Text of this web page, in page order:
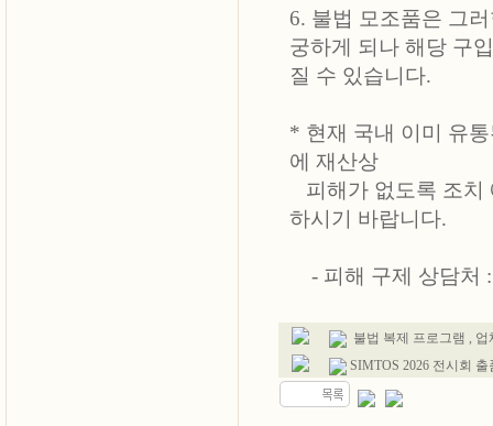
6. 불법 모조품은 그
궁하게 되나 해당 구
질 수 있습니다.
* 현재 국내 이미 유
에 재산상
피해가 없도록 조치
하시기 바랍니다.
- 피해 구제 상담처 :
불법 복제 프로그램 , 업
SIMTOS 2026 전시회 출